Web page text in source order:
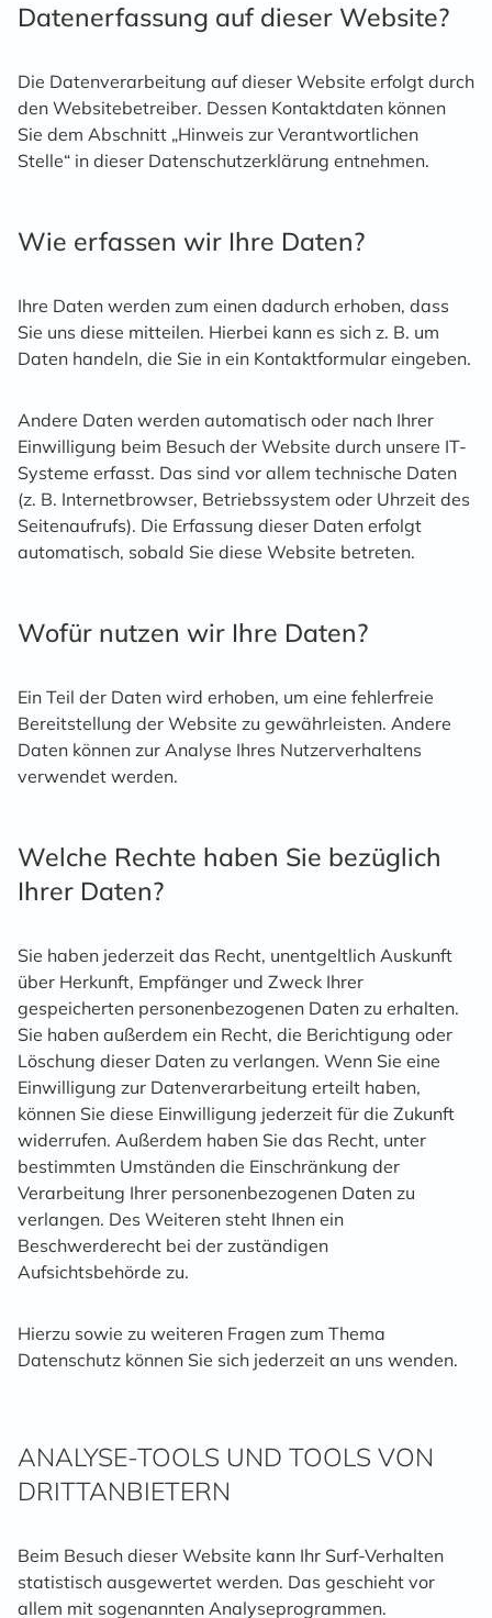
Datenerfassung auf dieser Website?
Die Datenverarbeitung auf dieser Website erfolgt durch
den Websitebetreiber. Dessen Kontaktdaten können
Sie dem Abschnitt „Hinweis zur Verantwortlichen
Stelle“ in dieser Datenschutzerklärung entnehmen.
Wie erfassen wir Ihre Daten?
Ihre Daten werden zum einen dadurch erhoben, dass
Sie uns diese mitteilen. Hierbei kann es sich z. B. um
Daten handeln, die Sie in ein Kontaktformular eingeben.
Andere Daten werden automatisch oder nach Ihrer
Einwilligung beim Besuch der Website durch unsere IT-
Systeme erfasst. Das sind vor allem technische Daten
(z. B. Internetbrowser, Betriebssystem oder Uhrzeit des
Seitenaufrufs). Die Erfassung dieser Daten erfolgt
automatisch, sobald Sie diese Website betreten.
Wofür nutzen wir Ihre Daten?
Ein Teil der Daten wird erhoben, um eine fehlerfreie
Bereitstellung der Website zu gewährleisten. Andere
Daten können zur Analyse Ihres Nutzerverhaltens
verwendet werden.
Welche Rechte haben Sie bezüglich
Ihrer Daten?
Sie haben jederzeit das Recht, unentgeltlich Auskunft
über Herkunft, Empfänger und Zweck Ihrer
gespeicherten personenbezogenen Daten zu erhalten.
Sie haben außerdem ein Recht, die Berichtigung oder
Löschung dieser Daten zu verlangen. Wenn Sie eine
Einwilligung zur Datenverarbeitung erteilt haben,
können Sie diese Einwilligung jederzeit für die Zukunft
widerrufen. Außerdem haben Sie das Recht, unter
bestimmten Umständen die Einschränkung der
Verarbeitung Ihrer personenbezogenen Daten zu
verlangen. Des Weiteren steht Ihnen ein
Beschwerderecht bei der zuständigen
Aufsichtsbehörde zu.
Hierzu sowie zu weiteren Fragen zum Thema
Datenschutz können Sie sich jederzeit an uns wenden.
ANALYSE-TOOLS UND TOOLS VON
DRITT­ANBIETERN
Beim Besuch dieser Website kann Ihr Surf-Verhalten
statistisch ausgewertet werden. Das geschieht vor
allem mit sogenannten Analyseprogrammen.